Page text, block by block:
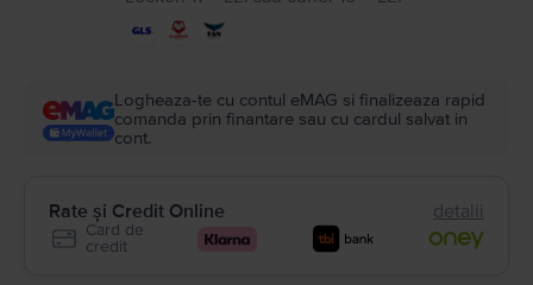
Logheaza-te cu contul eMAG si finalizeaza rapid
comanda prin finantare sau cu cardul salvat in
cont.
Rate și Credit Online detalii
Card de
credit